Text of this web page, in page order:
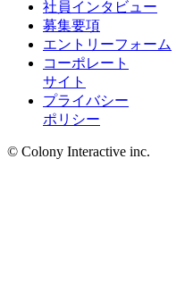
社員インタビュー
募集要項
エントリーフォーム
コーポレート
サイト
プライバシー
ポリシー
© Colony Interactive inc.